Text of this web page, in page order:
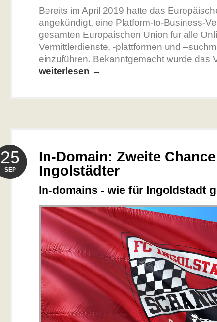
Bereits im April 2019 hatte das
angekündigt, eine Platform-to-Business-
gesamten Europäischen Union für alle
Vermittlerdienste, -plattformen und
einzuführen. Bekanntgemacht wurde das
weiterlesen →
In-Domain: Zweite
Ingolstädter
25
SEP
In-domains - wie für Ingoldstadt